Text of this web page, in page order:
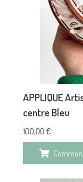
APPLIQUE
centre Bleu
100,00 €